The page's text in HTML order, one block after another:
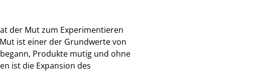
der Mut zum Experimentieren
ist einer der Grundwerte von
Produkte mutig und ohne
ist die Expansion des